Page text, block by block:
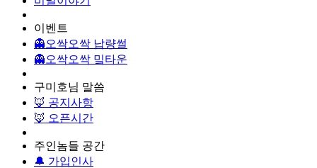
이벤트
👻오싹오싹 납량썰
👻오싹오싹 밐타운
구미호님 말씀
🦊 공지사항
🦊 오픈시간
주인놈들 공간
🔔 가입인사